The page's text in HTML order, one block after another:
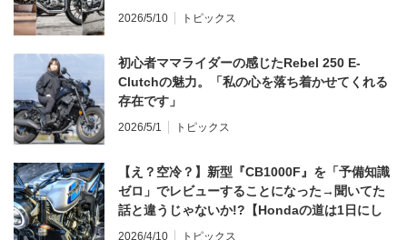
2026/5/10 トピックス
初心者ママライダーの感じたRebel 250 E-
Clutchの魅力。「私の心を落ち着かせてくれる
存在です」
2026/5/1 トピックス
【え？空冷？】新型『CB1000F』を「予備知識
ゼロ」でレビューすることになった→聞いてた
話と違うじゃないか!?【Hondaの道は1日にし
てならず／CB1000F ①第一印象 編】
2026/4/10 トピックス